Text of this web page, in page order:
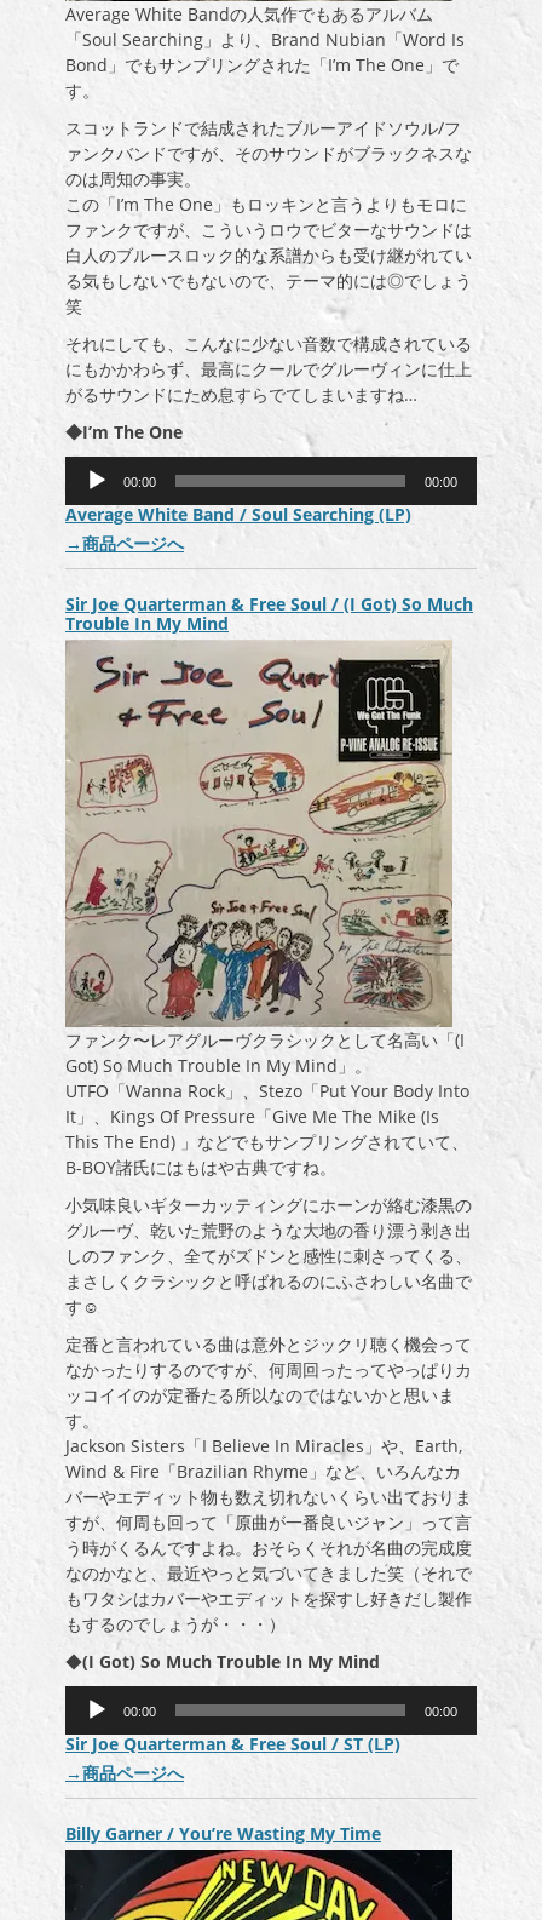
Average White Bandの人気作でもあるアルバム
「Soul Searching」より、Brand Nubian「Word Is
Bond」でもサンプリングされた「I’m The One」で
す。
スコットランドで結成されたブルーアイドソウル/フ
ァンクバンドですが、そのサウンドがブラックネスな
のは周知の事実。
この「I’m The One」もロッキンと言うよりもモロに
ファンクですが、こういうロウでビターなサウンドは
白人のブルースロック的な系譜からも受け継がれてい
る気もしないでもないので、テーマ的には◎でしょう
笑
それにしても、こんなに少ない音数で構成されている
にもかかわらず、最高にクールでグルーヴィンに仕上
がるサウンドにため息すらでてしまいますね…
◆I’m The One
プ
レ
ー
ヤ
ー
00:00 00:00
Average White Band / Soul Searching (LP)
→商品ページへ
Sir Joe Quarterman & Free Soul / (I Got) So Much
Trouble In My Mind
ファンク〜レアグルーヴクラシックとして名高い「(I
Got) So Much Trouble In My Mind」。
UTFO「Wanna Rock」、Stezo「Put Your Body Into
It」、Kings Of Pressure「Give Me The Mike (Is
This The End) 」などでもサンプリングされていて、
B-BOY諸氏にはもはや古典ですね。
小気味良いギターカッティングにホーンが絡む漆黒の
グルーヴ、乾いた荒野のような大地の香り漂う剥き出
しのファンク、全てがズドンと感性に刺さってくる、
まさしくクラシックと呼ばれるのにふさわしい名曲で
す☺
定番と言われている曲は意外とジックリ聴く機会って
なかったりするのですが、何周回ったってやっぱりカ
ッコイイのが定番たる所以なのではないかと思いま
す。
Jackson Sisters「I Believe In Miracles」や、Earth,
Wind & Fire「Brazilian Rhyme」など、いろんなカ
バーやエディット物も数え切れないくらい出ておりま
すが、何周も回って「原曲が一番良いジャン」って言
う時がくるんですよね。おそらくそれが名曲の完成度
なのかなと、最近やっと気づいてきました笑（それで
もワタシはカバーやエディットを探すし好きだし製作
もするのでしょうが・・・）
◆(I Got) So Much Trouble In My Mind
プ
レ
ー
ヤ
ー
00:00 00:00
Sir Joe Quarterman & Free Soul / ST (LP)
→商品ページへ
Billy Garner / You’re Wasting My Time